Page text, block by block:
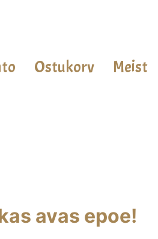
Ostukorv Meist
avas epoe!